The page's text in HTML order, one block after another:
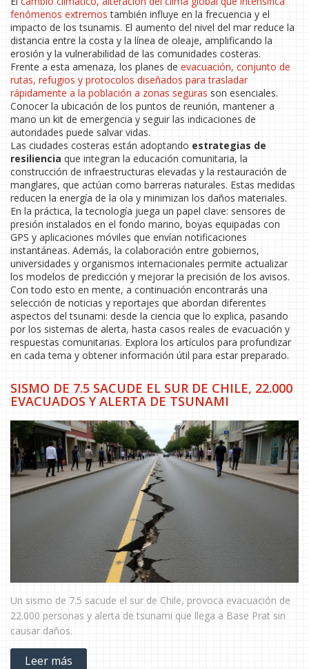
fenómenos extremos también influye en la frecuencia y el
impacto de los tsunamis. El aumento del nivel del mar reduce la
distancia entre la costa y la línea de oleaje, amplificando la
erosión y la vulnerabilidad de las comunidades costeras.
Frente a esta amenaza, los planes de evacuación, conjunto de
rutas, refugios y protocolos diseñados para trasladar
rápidamente a la población a zonas seguras son esenciales.
Conocer la ubicación de los puntos de reunión, mantener a
mano un kit de emergencia y seguir las indicaciones de
autoridades puede salvar vidas.
Las ciudades costeras están adoptando estrategias de
resiliencia que integran la educación comunitaria, la
construcción de infraestructuras elevadas y la restauración de
manglares, que actúan como barreras naturales. Estas medidas
reducen la energía de la ola y minimizan los daños materiales.
En la práctica, la tecnología juega un papel clave: sensores de
presión instalados en el fondo marino, boyas equipadas con
GPS y aplicaciones móviles que envían notificaciones
instantáneas. Además, la colaboración entre gobiernos,
universidades y organismos internacionales permite actualizar
los modelos de predicción y mejorar la precisión de los avisos.
Con todo esto en mente, a continuación encontrarás una
selección de noticias y reportajes que abordan diferentes
aspectos del tsunami: desde la ciencia que lo explica, pasando
por los sistemas de alerta, hasta casos reales de evacuación y
respuestas comunitarias. Explora los artículos para profundizar
en cada tema y obtener información útil para estar preparado.
SISMO DE 7.5 SACUDE EL SUR DE CHILE, 22.000
EVACUADOS Y ALERTA DE TSUNAMI
Un sismo de 7.5 sacude el sur de Chile, provoca evacuación de
22.000 personas y alerta de tsunami que llega a Base Prat sin
causar daños.
Leer más